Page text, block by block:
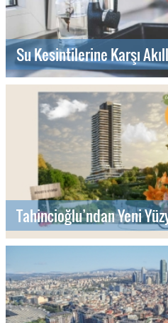
Su Kesintilerine Karşı
Tahincioğlu’ndan Yeni